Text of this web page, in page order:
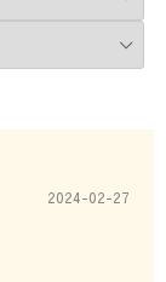
_______________
2024-02-27